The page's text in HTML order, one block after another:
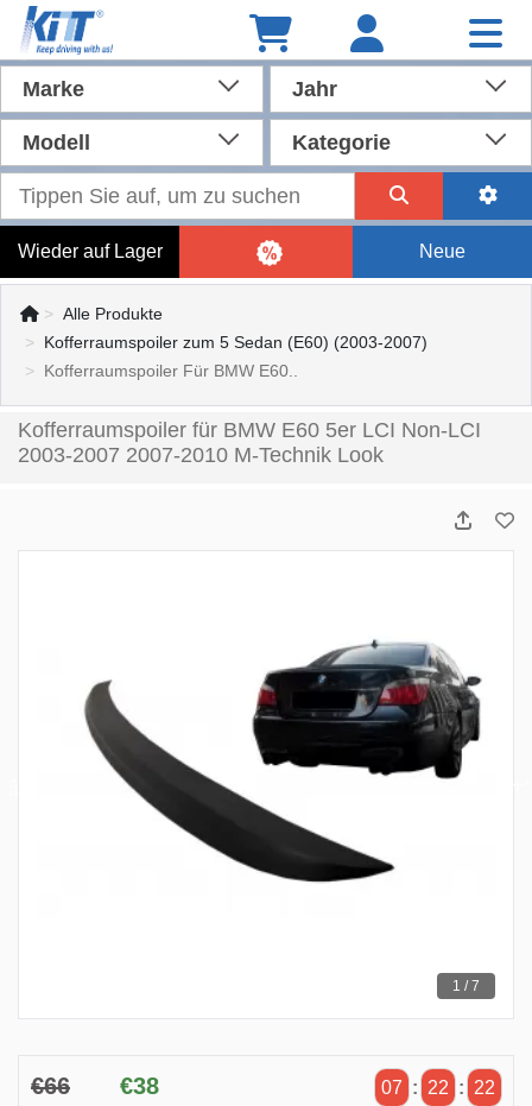
Marke Jahr
Modell Kategorie
Wieder auf Lager Neue
Alle Produkte
Kofferraumspoiler zum 5 Sedan (E60) (2003-2007)
Kofferraumspoiler Für BMW E60..
Kofferraumspoiler für BMW E60 5er LCI Non-LCI
2003-2007 2007-2010 M-Technik Look
1 / 7
€66 €38 07 : 22 : 22